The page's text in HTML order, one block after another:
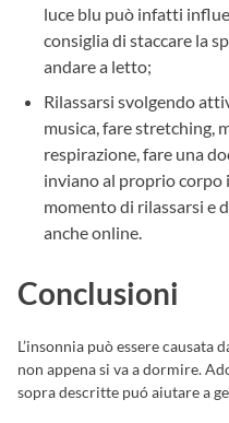
luce blu può infatti
consiglia di staccare la
andare a letto;
Rilassarsi svolgendo
musica, fare stretching,
respirazione, fare una
inviano al proprio corpo
momento di rilassarsi e
anche online.
Conclusioni
L’insonnia può essere
non appena si va a dormire.
sopra descritte puó aiutare a